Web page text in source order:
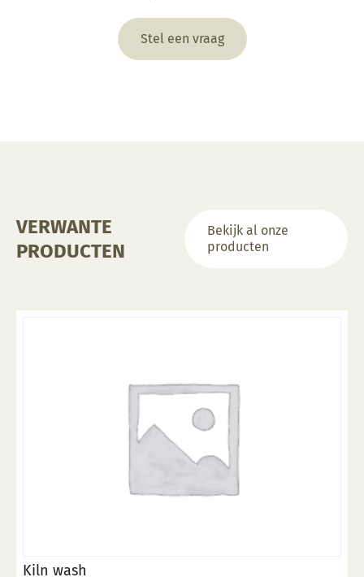
Stel een vraag
VERWANTE
PRODUCTEN
Bekijk al onze
producten
Kiln wash